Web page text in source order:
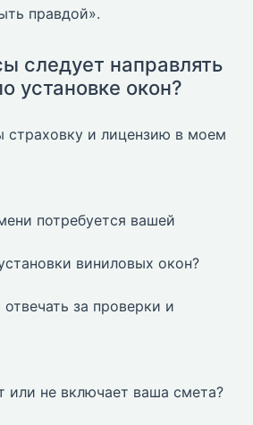
правдой».
следует направлять
установке окон?
страховку и лицензию в моем
потребуется вашей
виниловых окон?
за проверки и
или не включает ваша смета?